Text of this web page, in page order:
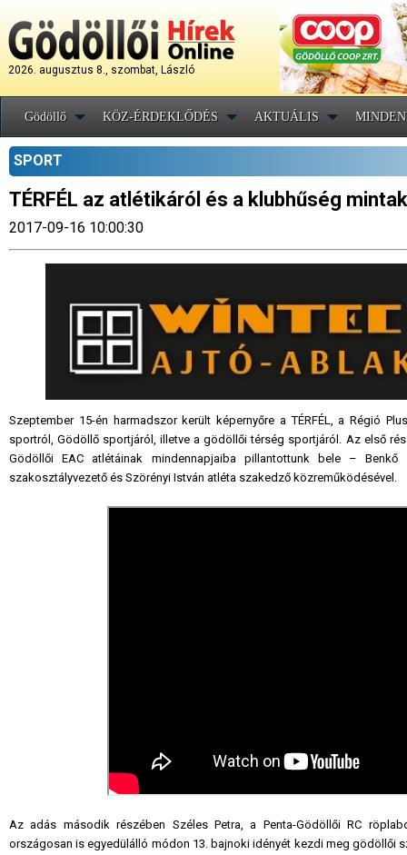
2026. augusztus 8., szombat, László
Gödöllő KÖZ-ÉRDEKLŐDÉS AKTUÁLIS
SPORT
TÉRFÉL az atlétikáról és a klubhűség
2017-09-16 10:00:30
Szeptember 15-én harmadszor került képernyőre a TÉRFÉL, a Régió
sportról, Gödöllő sportjáról, illetve a gödöllői térség sportjáról. Az első
Gödöllői EAC atlétáinak mindennapjaiba pillantottunk bele –
szakosztályvezető és Szörényi István atléta szakedző közreműködésével.
Az adás második részében Széles Petra, a Penta-Gödöllői RC
országosan is egyedülálló módon 13. bajnoki idényét kezdi meg gödöllői